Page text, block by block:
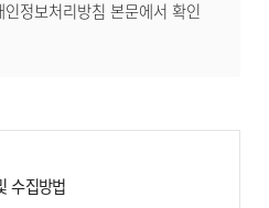
정보처리방침 본문에서 확인
수집방법